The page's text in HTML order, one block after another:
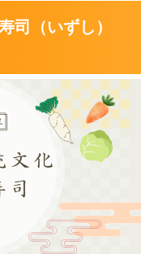
司（いずし）